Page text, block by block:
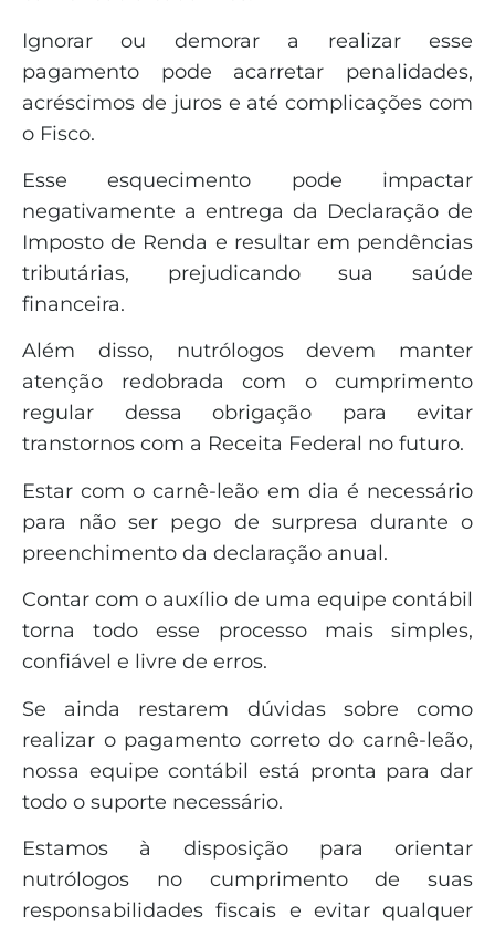
Ignorar ou demorar a realizar esse
pagamento pode acarretar penalidades,
acréscimos de juros e até complicações com
o Fisco.
Esse esquecimento pode impactar
negativamente a entrega da Declaração de
Imposto de Renda e resultar em pendências
tributárias, prejudicando sua saúde
financeira.
Além disso, nutrólogos devem manter
atenção redobrada com o cumprimento
regular dessa obrigação para evitar
transtornos com a Receita Federal no futuro.
Estar com o carnê-leão em dia é necessário
para não ser pego de surpresa durante o
preenchimento da declaração anual.
Contar com o auxílio de uma equipe contábil
torna todo esse processo mais simples,
confiável e livre de erros.
Se ainda restarem dúvidas sobre como
realizar o pagamento correto do carnê-leão,
nossa equipe contábil está pronta para dar
todo o suporte necessário.
Estamos à disposição para orientar
nutrólogos no cumprimento de suas
responsabilidades fiscais e evitar qualquer